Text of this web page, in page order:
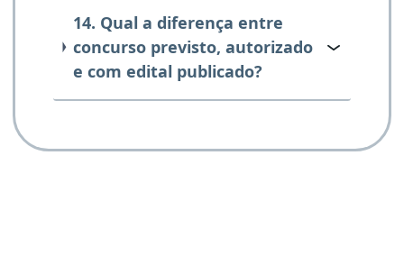
14. Qual a diferença entre
concurso previsto, autorizado
e com edital publicado?